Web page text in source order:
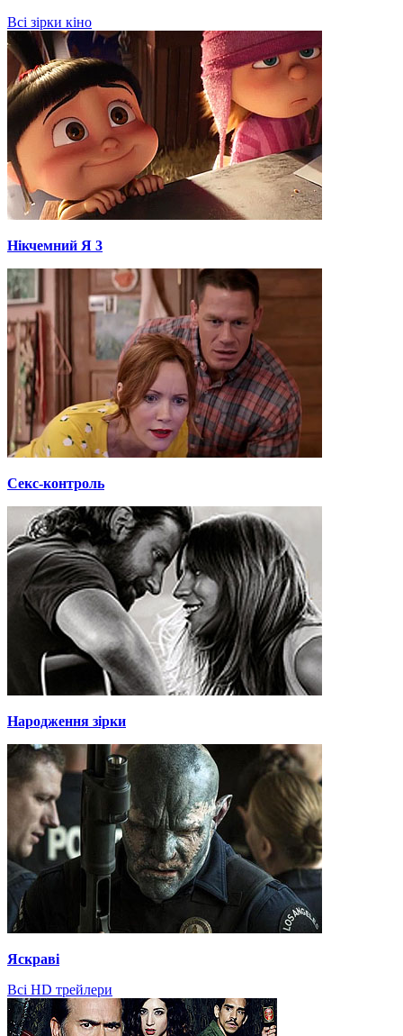
Всі зірки кіно
Нікчемний Я 3
Секс-контроль
Народження зірки
Яскраві
Всі HD трейлери